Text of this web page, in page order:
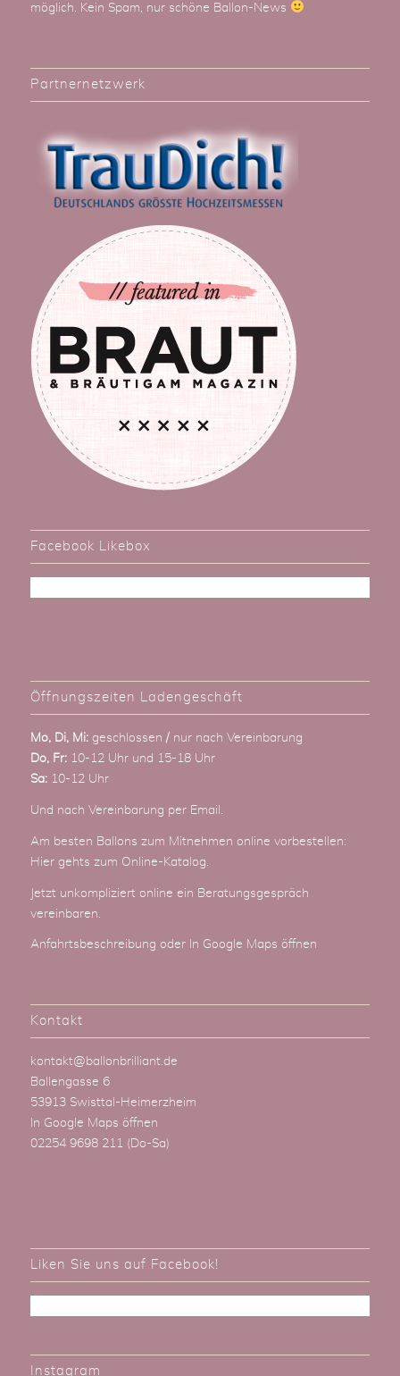
möglich. Kein Spam, nur schöne Ballon-News
Partnernetzwerk
Facebook Likebox
Öffnungszeiten Ladengeschäft
Mo, Di, Mi:geschlossen / nur nach Vereinbarung
Do, Fr:10-12 Uhr und 15-18 Uhr
Sa:10-12 Uhr
Und nach Vereinbarung per Email
Am besten Ballons zum Mitnehmen online vorbestellen:
Hier gehts zum Online-Katalog
Jetzt unkompliziert online ein Beratungsgespräch
vereinbaren.
Anfahrtsbeschreibung oder In Google Maps öffnen
Kontakt
kontakt@ballonbrilliant.de
Ballengasse 6
53913 Swisttal-Heimerzheim
In Google Maps öffnen
02254 9698 211 (Do-Sa)
Liken Sie uns auf Facebook!
Instagram